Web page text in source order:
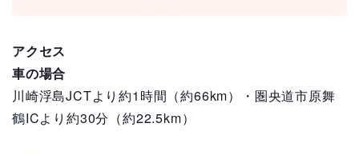
アクセス
車の場合
川崎浮島JCTより約1時間（約66km）・圏央道市原舞
鶴ICより約30分（約22.5km）